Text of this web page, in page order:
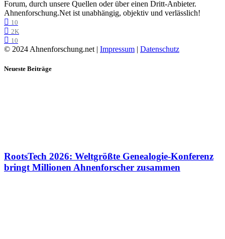
Forum, durch unsere Quellen oder über einen Dritt-Anbieter.
Ahnenforschung.Net ist unabhängig, objektiv und verlässlich!
10
2K
10
© 2024 Ahnenforschung.net | Impressum | Datenschutz
Neueste Beiträge
RootsTech 2026: Weltgrößte Genealogie-Konferenz
bringt Millionen Ahnenforscher zusammen